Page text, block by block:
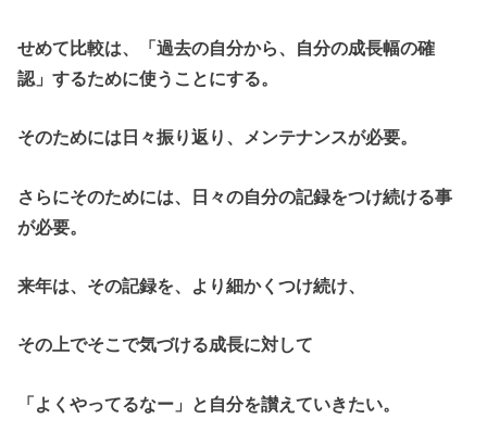
せめて比較は、「過去の自分から、自分の成長幅の確
認」するために使うことにする。
そのためには日々振り返り、メンテナンスが必要。
さらにそのためには、日々の自分の記録をつけ続ける事
が必要。
来年は、その記録を、より細かくつけ続け、
その上でそこで気づける成長に対して
「よくやってるなー」と自分を讃えていきたい。